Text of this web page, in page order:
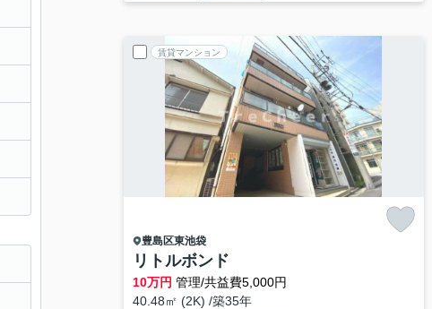
賃貸マンション
豊島区東池袋
リトルボンド
10万円 管理/共益費5,000円
40.48㎡ (2K) /築35年